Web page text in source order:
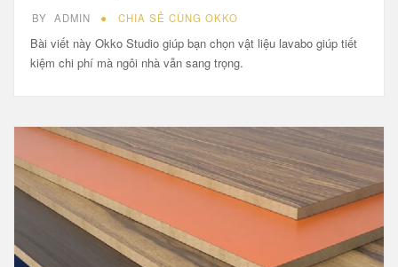
BY ADMIN CHIA SẺ CÙNG OKKO
Bài viết này Okko Studio giúp bạn chọn vật liệu lavabo giúp tiết
kiệm chi phí mà ngôi nhà vẫn sang trọng.